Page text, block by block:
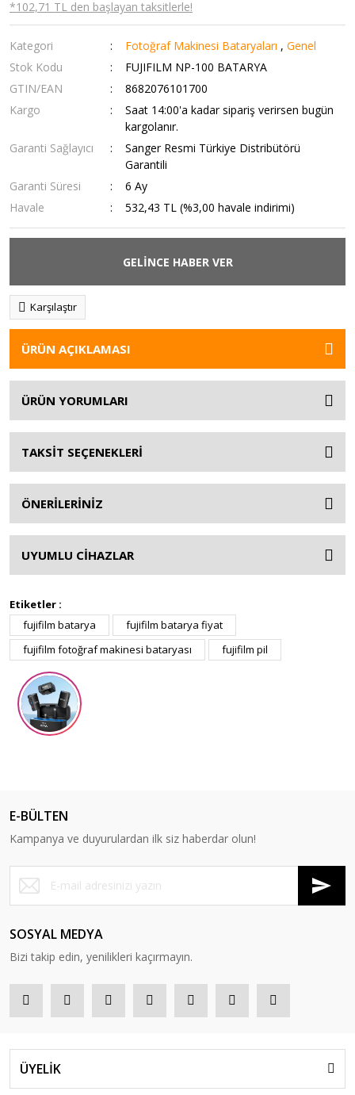
*102,71 TL den başlayan taksitlerle!
Kategori Fotoğraf Makinesi Bataryaları ,Genel
Stok Kodu
FUJIFILM NP-100 BATARYA
GTIN/EAN
8682076101700
Kargo
Saat 14:00'a kadar sipariş verirsen bugün
kargolanır.
Garanti Sağlayıcı
Sanger Resmi Türkiye Distribütörü
Garantili
Garanti Süresi
6 Ay
Havale
532,43 TL (%3,00 havale indirimi)
GELİNCE HABER VER
Karşılaştır
ÜRÜN AÇIKLAMASI
ÜRÜN YORUMLARI
TAKSİT SEÇENEKLERİ
ÖNERİLERİNİZ
UYUMLU CİHAZLAR
Etiketler :
fujifilm batarya
fujifilm batarya fiyat
fujifilm fotoğraf makinesi bataryası
fujifilm pil
E-BÜLTEN
Kampanya ve duyurulardan ilk siz haberdar olun!
SOSYAL MEDYA
Bizi takip edin, yenilikleri kaçırmayın.
ÜYELİK